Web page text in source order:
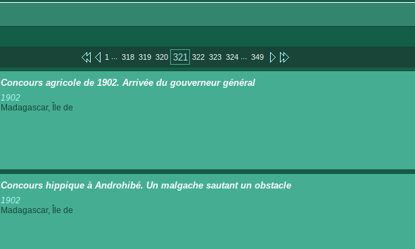
1 ... 318 319 320 321 322 323 324 ... 349
Concours agricole de 1902. Arrivée du gouverneur général
1902
Madagascar, Île de
Concours hippique à Androhibé. Un malgache sautant un obstacle
1902
Madagascar, Île de